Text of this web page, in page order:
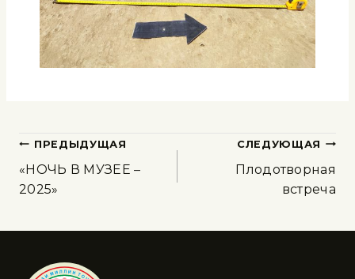
ПРЕДЫДУЩАЯ
«НОЧЬ В МУЗЕЕ –
2025»
СЛЕДУЮЩАЯ
Плодотворная
встреча